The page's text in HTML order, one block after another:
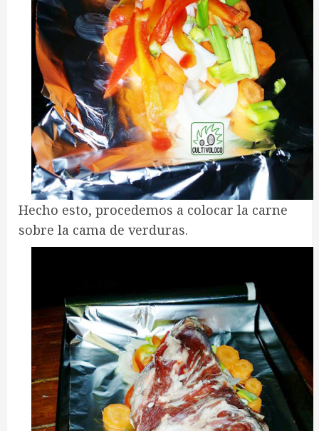
Hecho esto, procedemos a colocar la carne
sobre la cama de verduras.